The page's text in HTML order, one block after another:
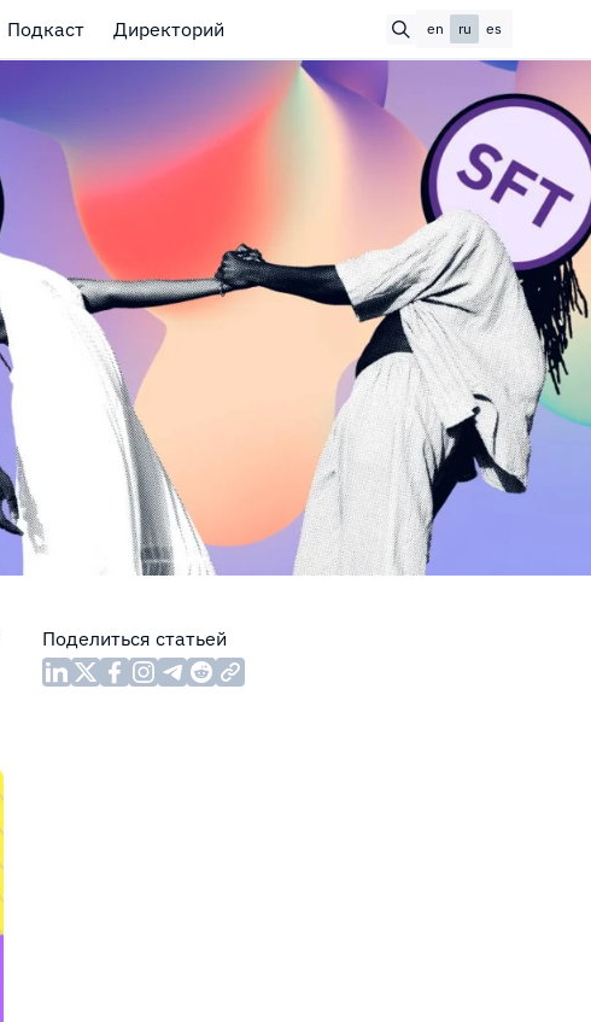
Подкаст Директорий en ru es
Поделиться статьей